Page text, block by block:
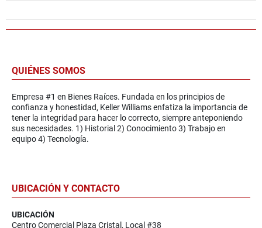
QUIÉNES SOMOS
Empresa #1 en Bienes Raíces. Fundada en los principios de
confianza y honestidad, Keller Williams enfatiza la importancia de
tener la integridad para hacer lo correcto, siempre anteponiendo
sus necesidades. 1) Historial 2) Conocimiento 3) Trabajo en
equipo 4) Tecnología.
UBICACIÓN Y CONTACTO
UBICACIÓN
Centro Comercial Plaza Cristal, Local #38